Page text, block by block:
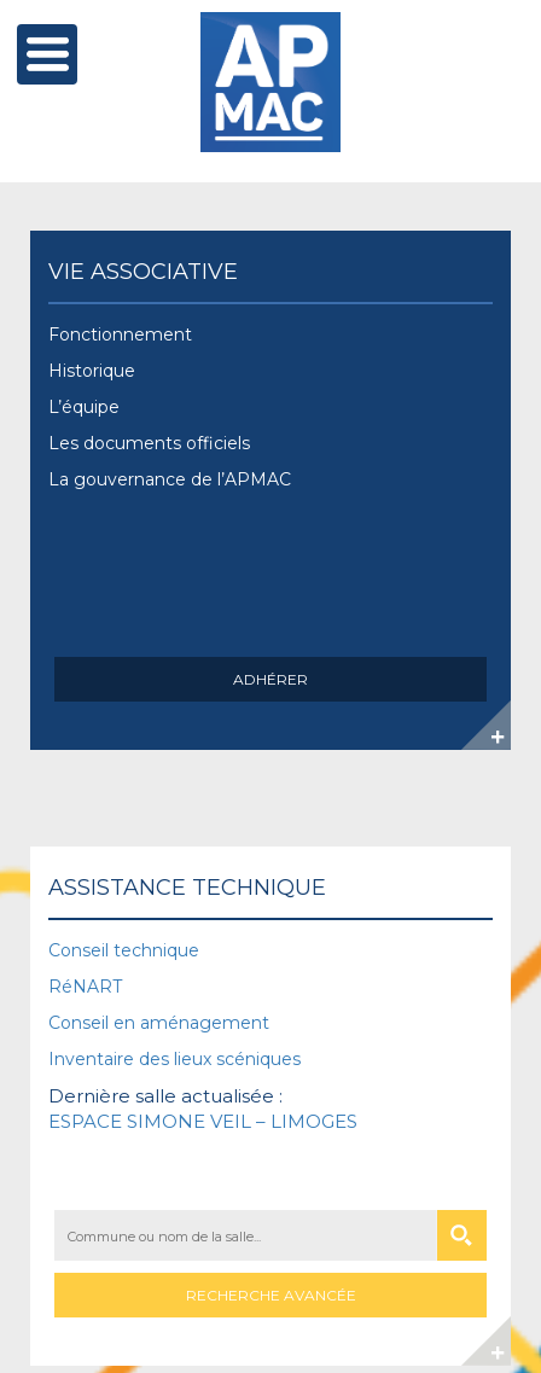
VIE ASSOCIATIVE
Fonctionnement
Historique
L’équipe
Les documents officiels
La gouvernance de l’APMAC
ADHÉRER
ASSISTANCE TECHNIQUE
Conseil technique
RéNART
Conseil en aménagement
Inventaire des lieux scéniques
Dernière salle actualisée :
ESPACE SIMONE VEIL – LIMOGES
RECHERCHE AVANCÉE